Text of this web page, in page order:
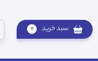
سبد خرید 0